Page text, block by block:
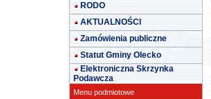
RODO
AKTUALNOŚCI
Zamówienia publiczne
Statut Gminy Olecko
Elektroniczna Skrzynka
Podawcza
Menu podmiotowe